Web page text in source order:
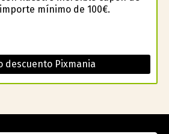
mínimo de 100€.
descuento Pixmania